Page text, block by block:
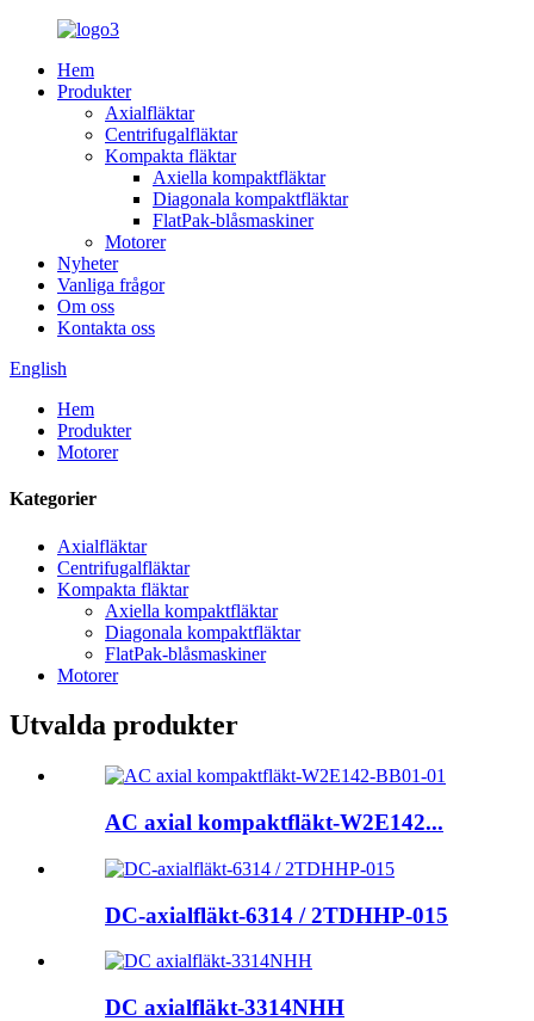
Hem
Produkter
Axialfläktar
Centrifugalfläktar
Kompakta fläktar
Axiella kompaktfläktar
Diagonala kompaktfläktar
FlatPak-blåsmaskiner
Motorer
Nyheter
Vanliga frågor
Om oss
Kontakta oss
English
Hem
Produkter
Motorer
Kategorier
Axialfläktar
Centrifugalfläktar
Kompakta fläktar
Axiella kompaktfläktar
Diagonala kompaktfläktar
FlatPak-blåsmaskiner
Motorer
Utvalda produkter
AC axial kompaktfläkt-W2E142...
DC-axialfläkt-6314 / 2TDHHP-015
DC axialfläkt-3314NHH